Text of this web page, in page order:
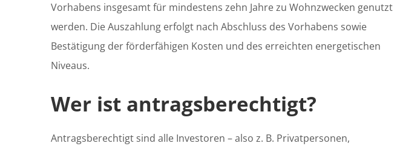
Vorhabens insgesamt für mindestens zehn Jahre zu Wohn­­zwecken genutzt
werden. Die Auszahlung erfolgt nach Abschluss des Vorhabens sowie
Bestätigung der förderfähigen Kosten und des erreichten energetischen
Niveaus.
Wer ist antragsberechtigt?
Antragsberechtigt sind alle Investoren – also z. B. Privatpersonen,